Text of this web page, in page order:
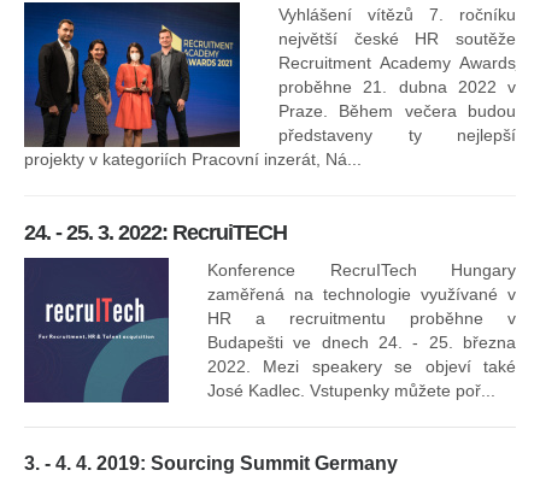
Vyhlášení vítězů 7. ročníku
největší české HR soutěže
Recruitment Academy Awards
proběhne 21. dubna 2022 v
Praze. Během večera budou
představeny ty nejlepší
projekty v kategoriích Pracovní inzerát, Ná...
24. - 25. 3. 2022: RecruiTECH
Konference RecruITech Hungary
zaměřená na technologie využívané v
HR a recruitmentu proběhne v
Budapešti ve dnech 24. - 25. března
2022. Mezi speakery se objeví také
José Kadlec. Vstupenky můžete poř...
3. - 4. 4. 2019: Sourcing Summit Germany